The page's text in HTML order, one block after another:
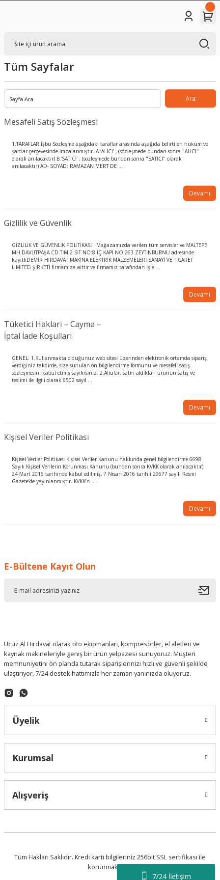
7/24 İletişim
Tüm Sayfalar
Mesafeli Satış Sözleşmesi
1.TARAFLAR İşbu Sözleşme aşağıdaki taraflar arasında aşağıda belirtilen hüküm ve
şartlar çerçevesinde imzalanmıştır. A.‘ALICI’ ; (sözleşmede bundan sonra "ALICI"
olarak anılacaktır) B.‘SATICI’ ; (sözleşmede bundan sonra "SATICI" olarak
anılacaktır) AD- SOYAD: RAMAZAN MERT DE ...
Devamı
Gizlilik ve Güvenlik
GİZLİLİK VE GÜVENLİK POLİTİKASI Mağazamızda verilen tüm servisler ve MALTEPE
MH.DAVUTPAŞA CD.TIM 2 SİT.NO:8 İÇ KAPI NO:263 ZEYTİNBURNU adresinde
kayıtlıDEMİR HIRDAVAT MAKİNA ELEKTRİK MALZEMELERİ SANAYİ VE TİCARET
LİMİTED ŞİRKETİ firmamıza aittir ve firmamız tarafından işle ...
Devamı
Tüketici Haklari – Cayma –
İptal İade Koşullari
GENEL: 1.Kullanmakta olduğunuz web sitesi üzerinden elektronik ortamda sipariş
verdiğiniz takdirde, size sunulan ön bilgilendirme formunu ve mesafeli satış
sözleşmesini kabul etmiş sayılırsınız. 2.Alıcılar, satın aldıkları ürünün satış ve
teslimi ile ilgili olarak 6502 sayıl ...
Devamı
Kişisel Veriler Politikası
Kişisel Veriler Politikası Kişisel Veriler Kanunu hakkında genel bilgilendirme 6698
Sayılı Kişisel Verilerin Korunması Kanunu (bundan sonra KVKK olarak anılacaktır)
24 Mart 2016 tarihinde kabul edilmiş, 7 Nisan 2016 tarihli 29677 sayılı Resmi
Gazete’de yayınlanmıştır. KVKK’n ...
Devamı
E-Bültene Kayıt Olun
Ucuz Al Hırdavat olarak oto ekipmanları, kompresörler, el aletleri ve
kaynak makineleriyle geniş bir ürün yelpazesi sunuyoruz. Müşteri
memnuniyetini ön planda tutarak siparişlerinizi hızlı ve güvenli şekilde
ulaştırıyor, 7/24 destek hattımızla her zaman yanınızda oluyoruz.
Üyelik
Kurumsal
Alışveriş
Tüm Hakları Saklıdır. Kredi kartı bilgileriniz 256bit SSL sertifikası ile
korunmaktadır.